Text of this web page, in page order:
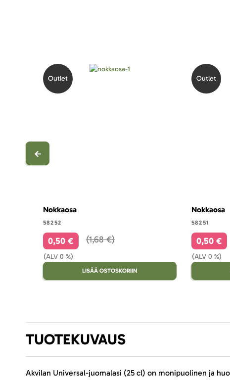
Outlet
Nokkaosa
58252
(ALV 0 %)
0,50 € 1,68 €
LISÄÄ OSTOSKORIIN
Outlet
Nokkaosa
58251
(ALV 0 %)
0,50 €
TUOTEKUVAUS
Akvilan Universal-juomalasi (25 cl) on monipuolinen ja